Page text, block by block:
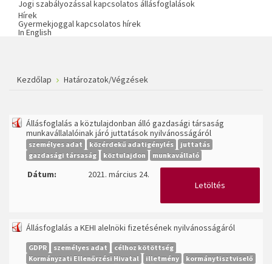
Jogi szabályozással kapcsolatos állásfoglalások
Hírek
Gyermekjoggal kapcsolatos hírek
In English
Kezdőlap Határozatok/Végzések
Állásfoglalás a köztulajdonban álló gazdasági társaság
munkavállalalóinak járó juttatások nyilvánosságáról
személyes adat közérdekű adatigénylés
juttatás
gazdasági társaság
köztulajdon munkavállaló
Dátum:
2021. március 24.
Letöltés
Állásfoglalás a KEHI alelnöki fizetésének nyilvánosságáról
GDPR személyes adat
célhoz kötöttség
Kormányzati Ellenőrzési Hivatal
illetmény
kormánytisztviselő